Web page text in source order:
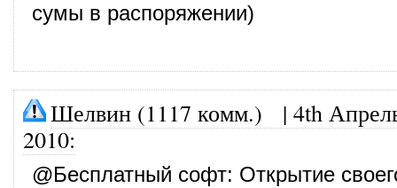
сумы в распоряжении)
Шелвин (1117 комм.) | 4th
2010:
@Бесплатный софт: Открытие